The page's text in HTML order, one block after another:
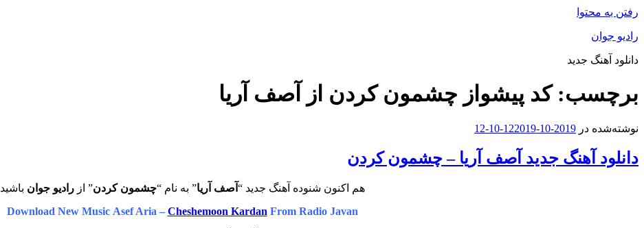
رفتن به محتوا
رادیو جوان
دانلود آهنگ جدید
برچسب:کد پیشواز چشمون کردن از آصف آریا
نوشته‌شده در 2019-10-12
2019-10-12
دانلود آهنگ جدید آصف آریا – چشمون کردن
هم اکنون شنوده آهنگ جدید “ آصف آریا” به نام “چشمون کردن” ازرادیو جوان باشید
Download New Music Asef Aria – Cheshemoon Kardan From Radio Javan